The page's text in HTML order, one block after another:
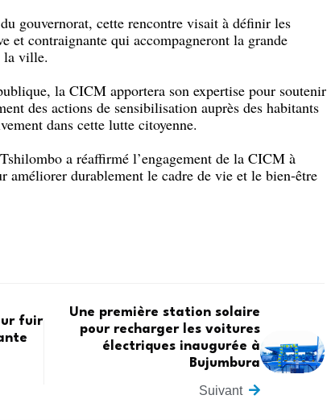
gouvernorat, cette rencontre visait à définir les
et contraignante qui accompagneront la grande
la ville.
la CICM apportera son expertise pour soutenir
des actions de sensibilisation auprès des habitants
dans cette lutte citoyenne.
a réaffirmé l’engagement de la CICM à
améliorer durablement le cadre de vie et le bien-être
fuir
Une première station solaire
pour recharger les voitures
électriques inaugurée à
Bujumbura
Suivant